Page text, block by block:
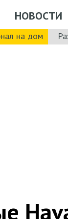
НОВОСТИ
на дом